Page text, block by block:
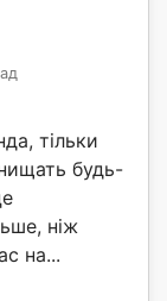
тільки
будь-
ніж
на...